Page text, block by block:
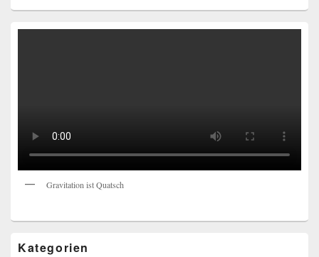
Gravitation ist Quatsch
Kategorien